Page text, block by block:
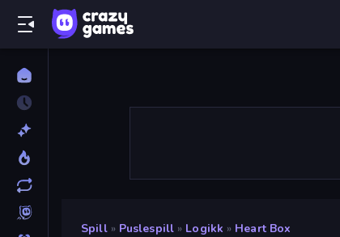
Spill » Puslespill » Logikk » Heart Box